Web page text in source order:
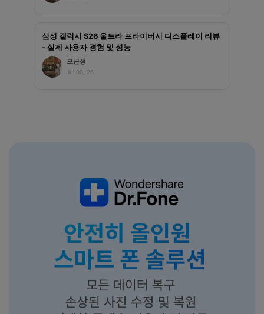
삼성 갤럭시 S26 울트라 프라이버시 디스플레이 리뷰
- 실제 사용자 경험 및 성능
모근정
Jul 03, 26